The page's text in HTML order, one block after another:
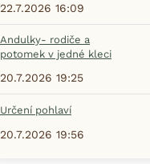
22.7.2026 16:09
Andulky- rodiče a
potomek v jedné kleci
20.7.2026 19:25
Určení pohlaví
20.7.2026 19:56